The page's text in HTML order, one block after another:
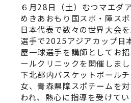
６月28日（土）むつマエダ
めきあおもり国スポ・障ス
日本代表で数々の世界大会
選手で2025アジアカップ日
屋一球選手を講師としてお
ールクリニックを開催しまし
下北郡内バスケットボール
女、青森県障スポチームを
われ、熱心に指導を受けてい